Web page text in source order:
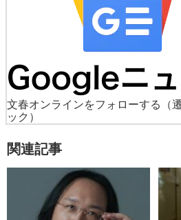
文春オンラインをフォローする
（
ック）
関連記事